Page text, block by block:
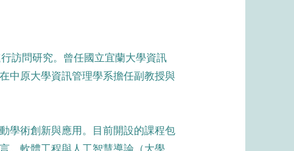
訪問研究。曾任國立宜蘭大學資訊
中原大學資訊管理學系擔任副教授與
學術創新與應用。目前開設的課程包
、軟體工程與人工智慧導論（大學